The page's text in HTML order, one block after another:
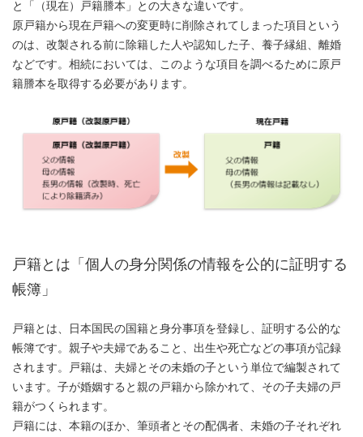
と「（現在）戸籍謄本」との大きな違いです。
原戸籍から現在戸籍への変更時に削除されてしまった項目という
のは、改製される前に除籍した人や認知した子、養子縁組、離婚
などです。相続においては、このような項目を調べるために原戸
籍謄本を取得する必要があります。
戸籍とは「個人の身分関係の情報を公的に証明する
帳簿」
戸籍とは、日本国民の国籍と身分事項を登録し、証明する公的な
帳簿です。親子や夫婦であること、出生や死亡などの事項が記録
されます。戸籍は、夫婦とその未婚の子という単位で編製されて
います。子が婚姻すると親の戸籍から除かれて、その子夫婦の戸
籍がつくられます。
戸籍には、本籍のほか、筆頭者とその配偶者、未婚の子それぞれ